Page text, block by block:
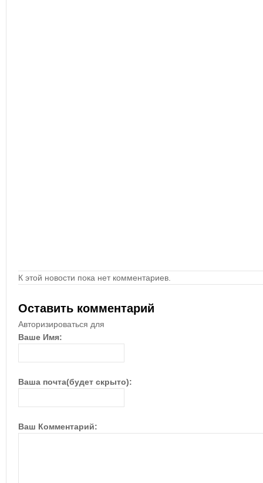
К этой новости пока нет комментариев.
Оставить комментарий
Авторизироваться для
Ваше Имя:
Ваша почта(будет скрыто):
Ваш Комментарий: